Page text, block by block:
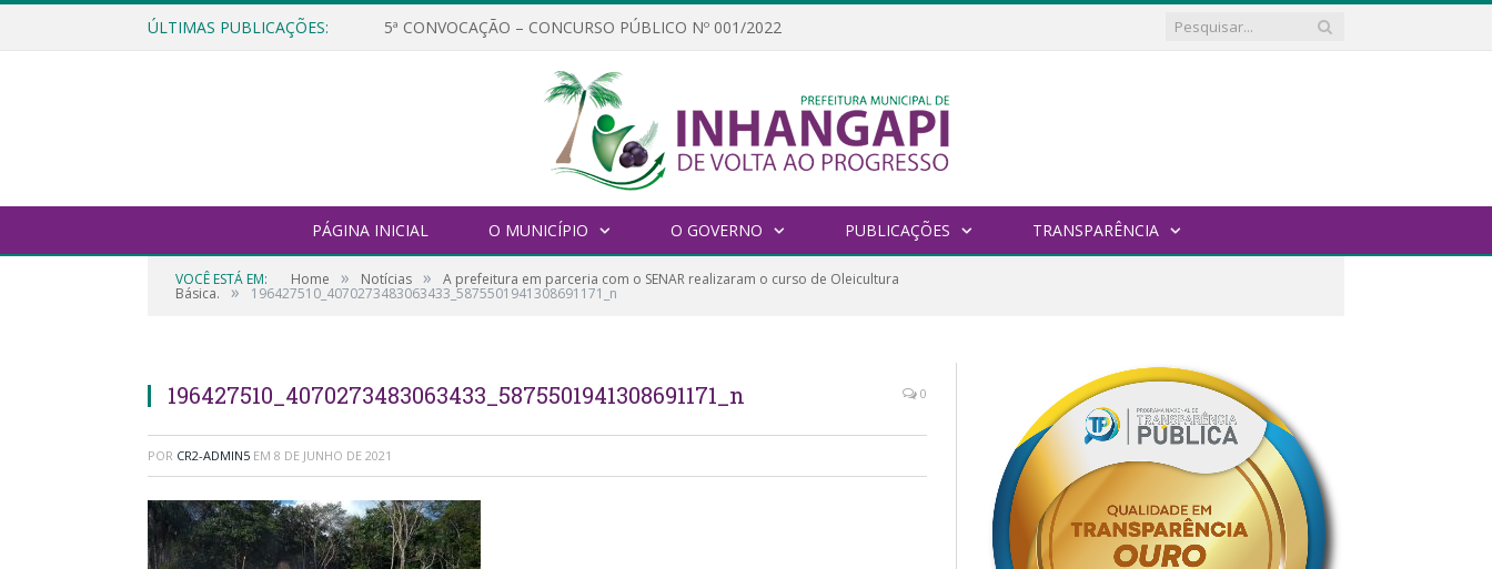
ÚLTIMAS PUBLICAÇÕES: 5ª CONVOCAÇÃO – CONCURSO PÚBLICO Nº 001/2022
PÁGINA INICIAL O MUNICÍPIO O GOVERNO PUBLICAÇÕES TRANSPARÊNCIA
VOCÊ ESTÁ EM: Home » Notícias » A prefeitura em parceria com o SENAR realizaram o curso de Oleicultura
Básica. » 196427510_4070273483063433_5875501941308691171_n
196427510_4070273483063433_5875501941308691171_n 0
POR CR2-ADMIN5 EM 8 DE JUNHO DE 2021